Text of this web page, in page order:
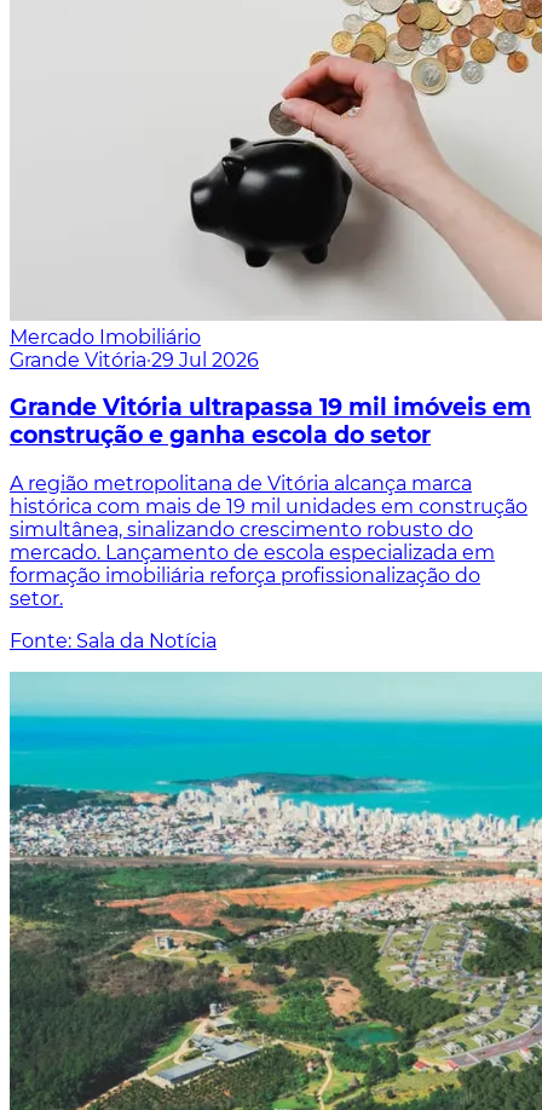
Mercado Imobiliário
Grande Vitória·29 Jul 2026
Grande Vitória ultrapassa 19 mil imóveis em
construção e ganha escola do setor
A região metropolitana de Vitória alcança marca
histórica com mais de 19 mil unidades em construção
simultânea, sinalizando crescimento robusto do
mercado. Lançamento de escola especializada em
formação imobiliária reforça profissionalização do
setor.
Fonte: Sala da Notícia